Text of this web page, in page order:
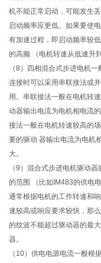
机不能正常启动，可能发生
启动频率应更低。如果要使
有加速过程，即启动频率较
的高频 （电机转速从低速升
（8）四相混合式步进电机
连接时可以采用串联接法或
用。串联接法一般在电机转
动器输出电流为电机相电流
接法一般在电机转速较高的
要的驱动 器输出电流为电机
大。
（9）混合式步进电机驱动
的范围 （比如IM483的供电
通常根据电机的工作转速和
速较高或响应要求较快，那
的纹波不能超过驱动器的最
器。
（10）供电电源电流一般根